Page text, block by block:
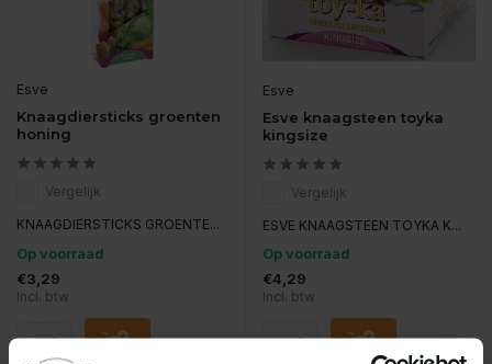
Esve
Knaagdiersticks groenten
honing
Vergelijk
KNAAGDIERSTICKS GROENTE...
Op voorraad
€3,29
Incl. btw
Esve
Esve knaagsteen toyka
kingsize
Vergelijk
ESVE KNAAGSTEEN TOYKA K...
Op voorraad
€4,29
Incl. btw